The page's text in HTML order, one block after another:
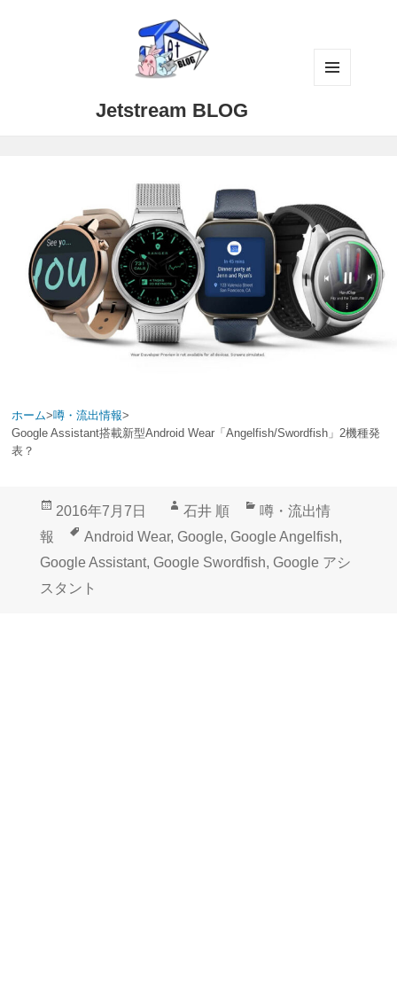
Jetstream BLOG
ホーム>噂・流出情報>
Google Assistant搭載新型Android Wear「Angelfish/Swordfish」2機種発
表？
投
日:
2016年7月7日
作
成
者
石井 順
カ
テ
ゴ
噂・流出情
報
タ
グ
Android Wear, Google, Google Angelfish,
Google Assistant, Google Swordfish, Google アシ
スタント